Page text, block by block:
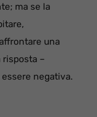
ma se la
una
risposta –
negativa.